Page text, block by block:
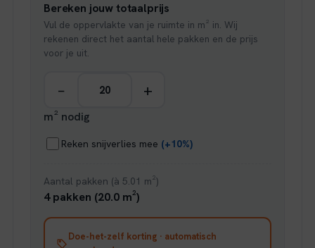
€ 43,95.€ 37,36.
Bereken jouw totaalprijs
Vul de oppervlakte van je ruimte in m² in. Wij
rekenen direct het aantal hele pakken en de prijs
voor je uit.
− +
m² nodig
Reken snijverlies mee (+10%)
Aantal pakken (à 5.01 m²)
4 pakken (20.0 m²)
Doe-het-zelf korting · automatisch